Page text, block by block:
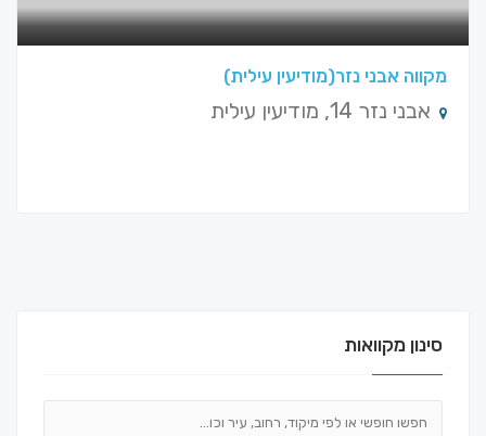
מקווה אבני נזר(מודיעין עילית)
אבני נזר 14, מודיעין עילית
סינון מקוואות